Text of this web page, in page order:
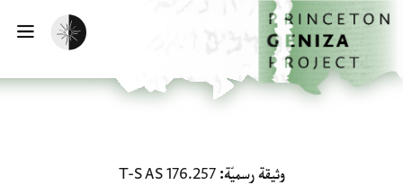
إلى المحتوى الرئيسي
الرئيسية
تفعيل الوضع المظلم
وثيقة رسميّة T-S AS 176.257